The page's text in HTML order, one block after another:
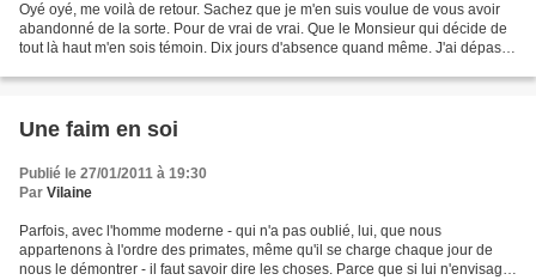
Oyé oyé, me voilà de retour. Sachez que je m'en suis voulue de vous avoir
abandonné de la sorte. Pour de vrai de vrai. Que le Monsieur qui décide de
tout là haut m'en sois témoin. Dix jours d'absence quand même. J'ai dépassé
Une faim en soi
Publié le 27/01/2011 à 19:30
Par Vilaine
Parfois, avec l'homme moderne - qui n'a pas oublié, lui, que nous
appartenons à l'ordre des primates, même qu'il se charge chaque jour de
nous le démontrer - il faut savoir dire les choses. Parce que si lui n'envisage